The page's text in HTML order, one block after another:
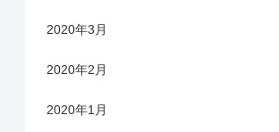
2020年3月
2020年2月
2020年1月